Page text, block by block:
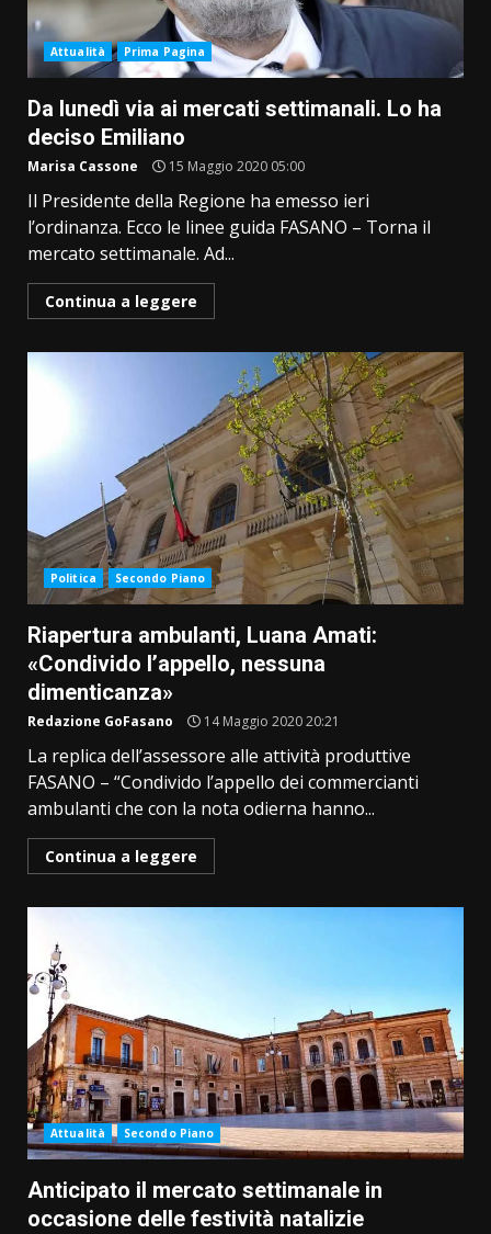
Attualità Prima Pagina
Da lunedì via ai mercati settimanali. Lo ha
deciso Emiliano
Marisa Cassone 15 Maggio 2020 05:00
Il Presidente della Regione ha emesso ieri
l’ordinanza. Ecco le linee guida FASANO – Torna il
mercato settimanale. Ad...
Continua a leggere
Politica Secondo Piano
Riapertura ambulanti, Luana Amati:
«Condivido l’appello, nessuna
dimenticanza»
Redazione GoFasano 14 Maggio 2020 20:21
La replica dell’assessore alle attività produttive
FASANO – “Condivido l’appello dei commercianti
ambulanti che con la nota odierna hanno...
Continua a leggere
Attualità Secondo Piano
Anticipato il mercato settimanale in
occasione delle festività natalizie